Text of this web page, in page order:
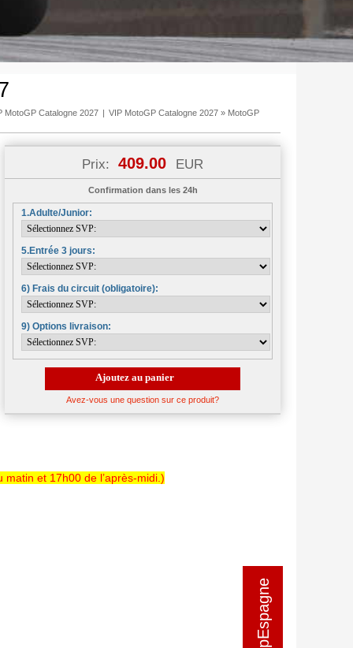
MotoGP Catalogne 2027 | VIP MotoGP Catalogne 2027 » MotoGP
Prix: 409.00 EUR
Confirmation dans les 24h
1.Adulte/Junior:
5.Entrée 3 jours:
6) Frais du circuit (obligatoire):
9) Options livraison:
Avez-vous une question sur ce produit?
matin et 17h00 de l’après-midi.)